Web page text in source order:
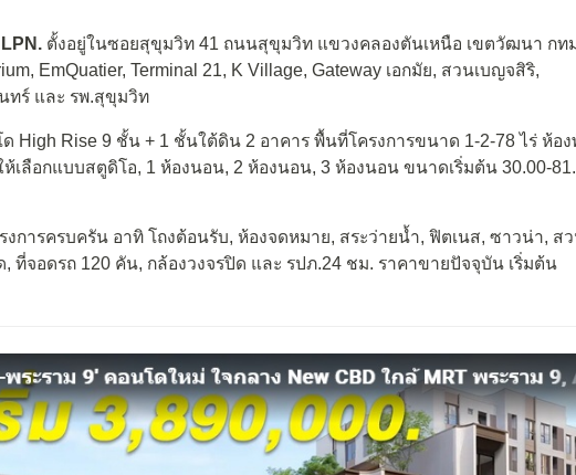
LPN. ตั้งอยู่ในซอยสุขุมวิท 41 ถนนสุขุมวิท แขวงคลองตันเหนือ เขตวัฒนา กท
EmQuatier, Terminal 21, K Village, Gateway เอกมัย, สวนเบญจสิริ,
ทร์ และ รพ.สุขุมวิท
ด High Rise 9 ชั้น + 1 ชั้นใต้ดิน 2 อาคาร พื้นที่โครงการขนาด 1-2-78 ไร่ ห้อง
เลือกแบบสตูดิโอ, 1 ห้องนอน, 2 ห้องนอน, 3 ห้องนอน ขนาดเริ่มต้น 30.00-
การครบครัน อาทิ โถงต้อนรับ, ห้องจดหมาย, สระว่ายน้ำ, ฟิตเนส, ซาวน่า, ส
ที่จอดรถ 120 คัน, กล้องวงจรปิด และ รปภ.24 ชม. ราคาขายปัจจุบัน เริ่มต้น